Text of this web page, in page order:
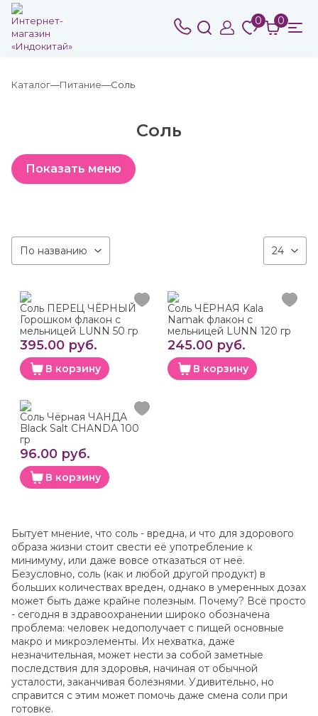
0 0
Каталог Питание Соль
Соль
По названию 24
Соль ПЕРЕЦ ЧЁРНЫЙ
Горошком флакон с
мельницей LUNN 50 гр
395.00 руб.
В корзину
Соль ЧЁРНАЯ Kala
Namak флакон с
мельницей LUNN 120 гр
245.00 руб.
В корзину
Соль Чёрная ЧАНДА
Black Salt CHANDA 100
гр
96.00 руб.
В корзину
Бытует мнение, что соль - вредна, и что для здорового
образа жизни стоит свести её употребление к
минимуму, или даже вовсе отказаться от неё.
Безусловно, соль (как и любой другой продукт) в
больших количествах вреден, однако в умеренных дозах
может быть даже крайне полезным. Почему? Всё просто
- сегодня в здравоохранении широко обозначена
проблема: человек недополучает с пищей основные
макро и микроэлементы. Их нехватка, даже
незначительная, может нести за собой заметные
последствия для здоровья, начиная от обычной
усталости, заканчивая болезнями. Удивительно, но
справится с этим может помочь даже смена соли при
готовке.